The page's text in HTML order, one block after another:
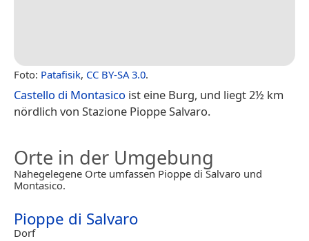
Foto: Patafisik, CC BY-SA 3.0.
Castello di Montasico ist eine Burg, und liegt 2½ km
nördlich von Stazione Pioppe Salvaro.
Orte in der Umgebung
Nahegelegene Orte umfassen Pioppe di Salvaro und
Montasico.
Pioppe di Salvaro
Dorf